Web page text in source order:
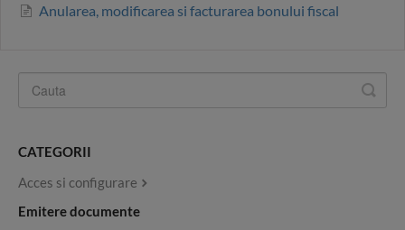
Anularea, modificarea si facturarea bonului fiscal
CATEGORII
Acces si configurare
Emitere documente